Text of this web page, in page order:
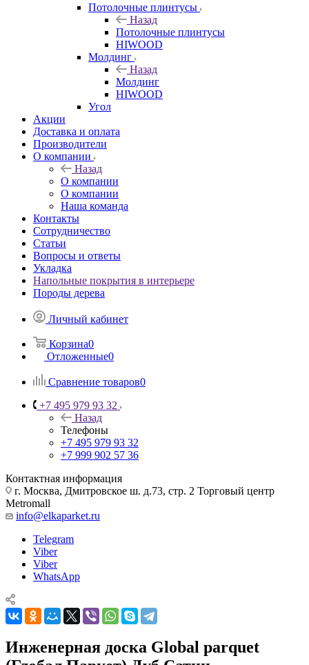
Потолочные плинтусы
Назад
Потолочные плинтусы
HIWOOD
Молдинг
Назад
Молдинг
HIWOOD
Угол
Акции
Доставка и оплата
Производители
О компании
Назад
О компании
О компании
Наша команда
Контакты
Сотрудничество
Статьи
Вопросы и ответы
Укладка
Напольные покрытия в интерьере
Породы дерева
Личный кабинет
Корзина0
Отложенные0
Сравнение товаров0
+7 495 979 93 32
Назад
Телефоны
+7 495 979 93 32
+7 999 902 57 36
Контактная информация
г. Москва, Дмитровское ш. д.73, стр. 2 Торговый центр
Metromall
info@elkaparket.ru
Telegram
Viber
Viber
WhatsApp
Инженерная доска Global parquet